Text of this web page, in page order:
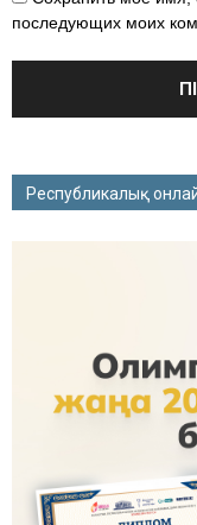
последующих моих
Республикалық